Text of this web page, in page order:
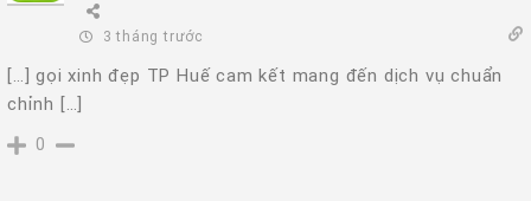
3 tháng trước
[…] gọi xinh đẹp TP Huế cam kết mang đến dịch vụ chuẩn
chỉnh […]
0